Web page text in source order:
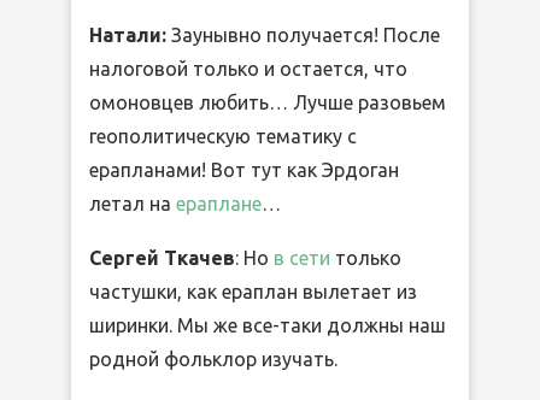
Натали: Заунывно получается! После
налоговой только и остается, что
омоновцев любить… Лучше разовьем
геополитическую тематику с
ерапланами! Вот тут как Эрдоган
летал на ераплане
Сергей Ткачев: Но в сети только
частушки, как ераплан вылетает из
ширинки. Мы же все-таки должны наш
родной фольклор изучать.